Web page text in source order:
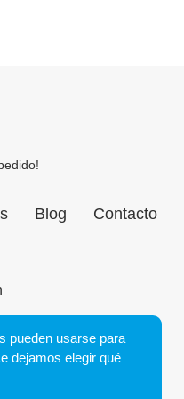
Blog Contacto
pueden usarse para
dejamos elegir qué